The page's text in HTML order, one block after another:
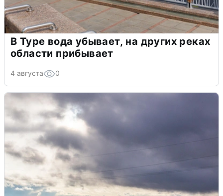
В Туре вода убывает, на других реках
области прибывает
4 августа 0